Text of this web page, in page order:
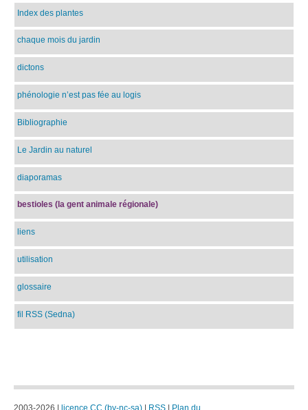
Index des plantes
chaque mois du jardin
dictons
phénologie n’est pas fée au logis
Bibliographie
Le Jardin au naturel
diaporamas
bestioles (la gent animale régionale)
liens
utilisation
glossaire
fil RSS (Sedna)
2003-2026 | licence CC (by-nc-sa) | RSS | Plan du